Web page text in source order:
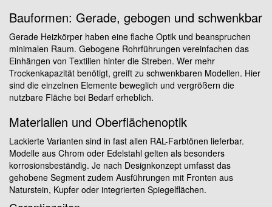
Bauformen: Gerade, gebogen und schwenkbar
Gerade Heizkörper haben eine flache Optik und beanspruchen
minimalen Raum. Gebogene Rohrführungen vereinfachen das
Einhängen von Textilien hinter die Streben. Wer mehr
Trockenkapazität benötigt, greift zu schwenkbaren Modellen. Hier
sind die einzelnen Elemente beweglich und vergrößern die
nutzbare Fläche bei Bedarf erheblich.
Materialien und Oberflächenoptik
Lackierte Varianten sind in fast allen RAL-Farbtönen lieferbar.
Modelle aus Chrom oder Edelstahl gelten als besonders
korrosionsbeständig. Je nach Designkonzept umfasst das
gehobene Segment zudem Ausführungen mit Fronten aus
Naturstein, Kupfer oder integrierten Spiegelflächen.